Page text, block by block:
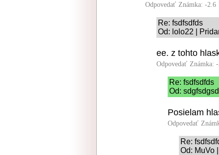
Odpovedať Známka: -2.6
Re: fsdfsdfds
Od: lolo22 |
ee. z tohto
Odpovedať Známka:
Re: fsdfsdfds
Od:
Posielam
Odpovedať
Re:
Od: MuVo